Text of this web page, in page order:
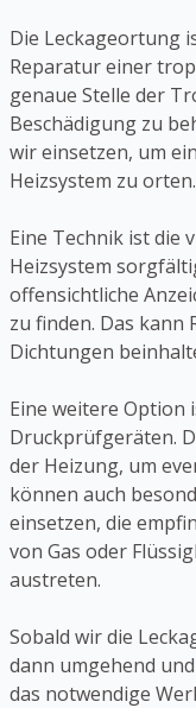
Die Leckageortung
Reparatur einer
genaue Stelle der
Beschädigung zu
wir einsetzen, um
Heizsystem zu orten.
Eine Technik ist die
Heizsystem
offensichtliche
zu finden. Das kann
Dichtungen
Eine weitere Option
Druckprüfgeräten.
der Heizung, um
können auch
einsetzen, die
von Gas oder
austreten.
Sobald wir die
dann umgehend
das notwendige